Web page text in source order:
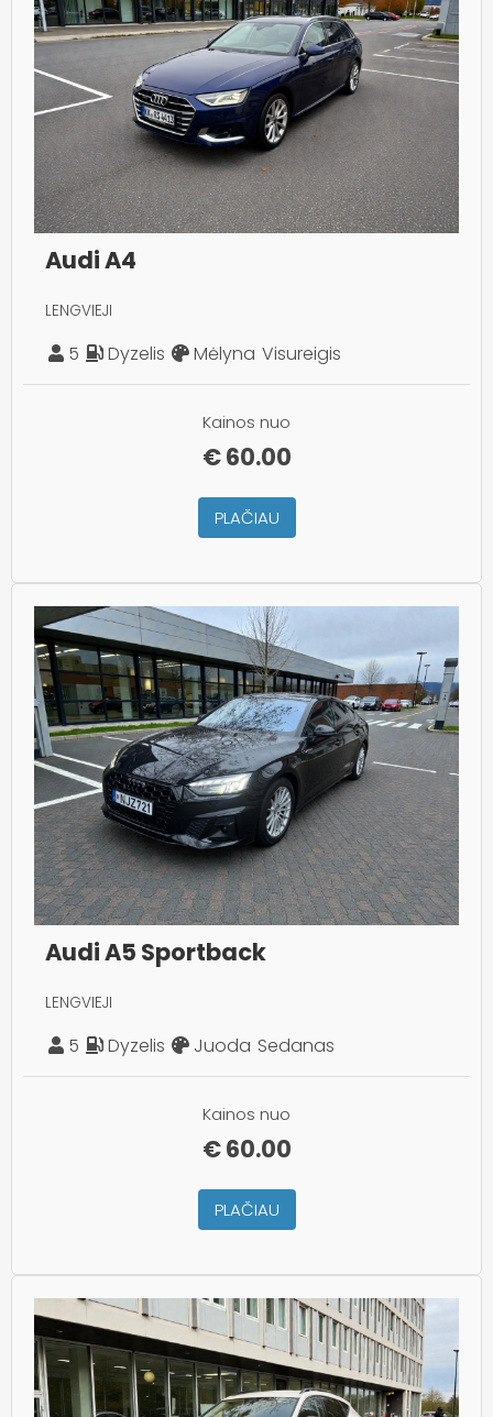
Audi A4
LENGVIEJI
5 Dyzelis Mėlyna Visureigis
Kainos nuo
€60.00
PLAČIAU
Audi A5 Sportback
LENGVIEJI
5 Dyzelis Juoda Sedanas
Kainos nuo
€60.00
PLAČIAU